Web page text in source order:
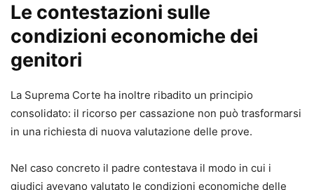
Le contestazioni sulle
condizioni economiche dei
genitori
La Suprema Corte ha inoltre ribadito un principio
consolidato: il ricorso per cassazione non può trasformarsi
in una richiesta di nuova valutazione delle prove.
Nel caso concreto il padre contestava il modo in cui i
giudici avevano valutato le condizioni economiche delle